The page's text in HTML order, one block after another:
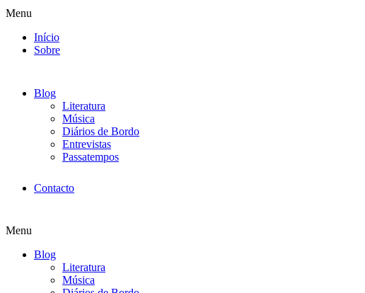
Menu
Início
Sobre
Blog
Literatura
Música
Diários de Bordo
Entrevistas
Passatempos
Contacto
Menu
Blog
Literatura
Música